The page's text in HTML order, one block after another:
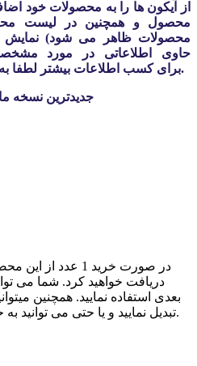
از آیکون ها را به محصولات خود
محصول و همچنین در لیست
محصولات ظاهر می شود) نمایش
حاوی اطلاعاتی در مورد
برای کسب اطلاعات بیشتر لطفا به توضیحات ماژول مراجعه کنید.
جدیدترین نسخه
دریافت خواهید کرد. شما می
بعدی استفاده نمایید. همچنین
تبدیل نمایید و یا حتی می توانید به حساب بانکی خود نیز واریز کنید.